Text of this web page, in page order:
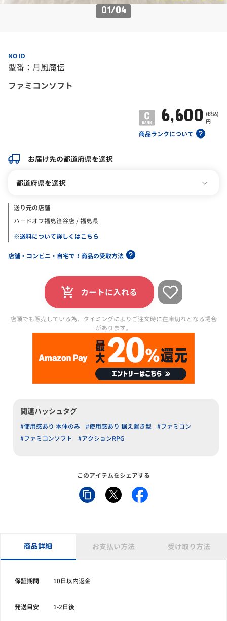
01/04
NO ID
型番：月風魔伝
ファミコンソフト
商品ランクについて
6,600 (税込)
円
お届け先の都道府県を選択
都道府県を選択
送り元の店舗
ハードオフ福島笹谷店 / 福島県
※送料について詳しくはこちら
店舗・コンビニ・自宅で！商品の受取方法
カートに入れる
店頭でも販売している為、タイミングによりご注文時に在庫切れとなる場合
があります。
関連ハッシュタグ
#使用感あり 本体のみ #使用感あり 据え置き型
#ファミコン
#ファミコンソフト
#アクションRPG
このアイテムをシェアする
商品詳細 お支払い方法 受け取り方法
保証期間 10日以内返金
発送目安 1-2日後